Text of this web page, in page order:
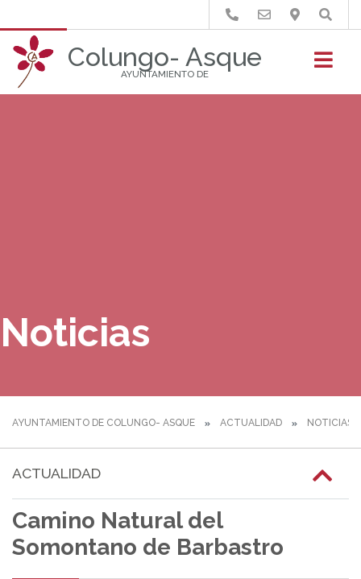
Colungo- Asque
AYUNTAMIENTO DE
Buscar
Noticias
AYUNTAMIENTO DE COLUNGO- ASQUE ACTUALIDAD NOTICIAS
ACTUALIDAD
Camino Natural del
Somontano de Barbastro